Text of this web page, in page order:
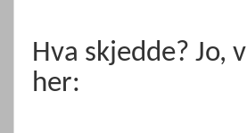
Hva skjedde? Jo,
her: